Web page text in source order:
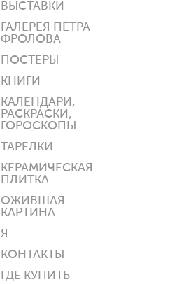
ВЫСТАВКИ
ГАЛЕРЕЯ ПЕТРА
ФРОЛОВА
ПОСТЕРЫ
КНИГИ
КАЛЕНДАРИ,
РАСКРАСКИ,
ГОРОСКОПЫ
ТАРЕЛКИ
КЕРАМИЧЕСКАЯ
ПЛИТКА
ОЖИВШАЯ
КАРТИНА
Я
КОНТАКТЫ
ГДЕ КУПИТЬ